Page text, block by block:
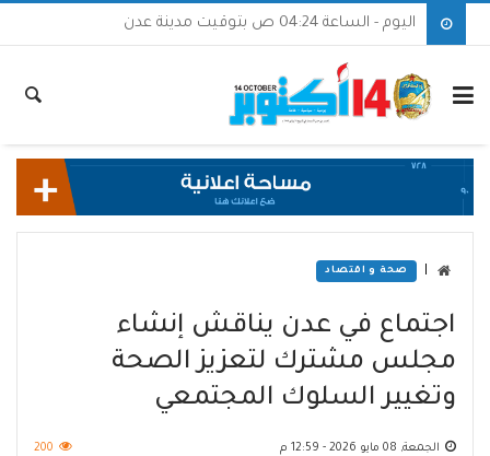
اليوم - الساعة 04:24 ص بتوقيت مدينة عدن
صحة و اقتصاد
اجتماع في عدن يناقش إنشاء
مجلس مشترك لتعزيز الصحة
وتغيير السلوك المجتمعي
الجمعة, 08 مايو 2026 - 12:59 م 200